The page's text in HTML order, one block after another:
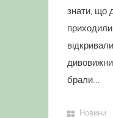
знати, що
брали...
Новини